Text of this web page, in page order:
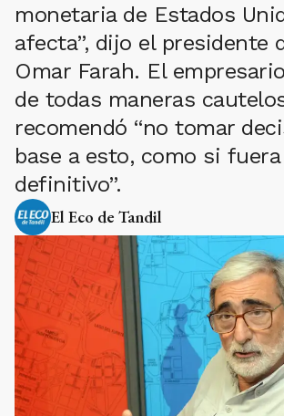
monetaria de Estados
afecta”, dijo el presidente
Omar Farah. El
de todas maneras
recomendó “no tomar
base a esto, como si fuera
definitivo”.
El Eco de Tandil